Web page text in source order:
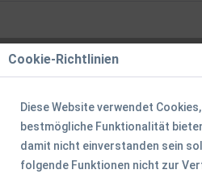
Cookie-Richtlinien
Diese Website verwendet
bestmögliche Funktionalität
damit nicht einverstanden sein
folgende Funktionen nicht zur